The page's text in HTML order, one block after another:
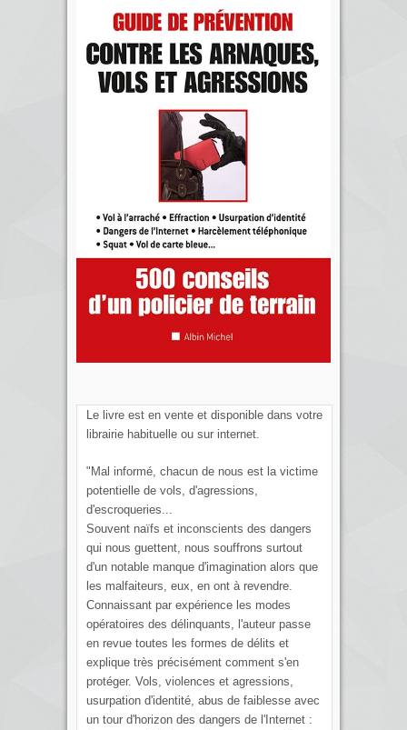
Le livre est en vente et disponible dans votre
librairie habituelle ou sur internet.
"Mal informé, chacun de nous est la victime
potentielle de vols, d'agressions,
d'escroqueries...
Souvent naïfs et inconscients des dangers
qui nous guettent, nous souffrons surtout
d'un notable manque d'imagination alors que
les malfaiteurs, eux, en ont à revendre.
Connaissant par expérience les modes
opératoires des délinquants, l'auteur passe
en revue toutes les formes de délits et
explique très précisément comment s'en
protéger. Vols, violences et agressions,
usurpation d'identité, abus de faiblesse avec
un tour d'horizon des dangers de l'Internet :